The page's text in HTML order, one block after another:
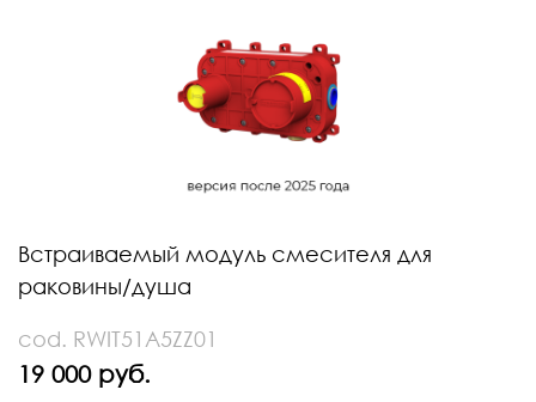
Встраиваемый модуль смесителя для
раковины/душа
cod. RWIT51A5ZZ01
19 000 руб.